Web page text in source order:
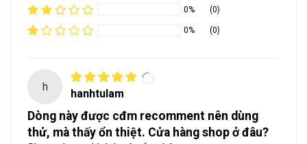
0% (0)
0% (0)
h
hanhtulam
Dòng này được cđm recomment nên dùng
thử, mà thấy ổn thiệt. Cửa hàng shop ở đâu?